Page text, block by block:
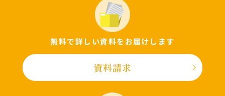
無料で詳しい資料をお届けします
資料請求